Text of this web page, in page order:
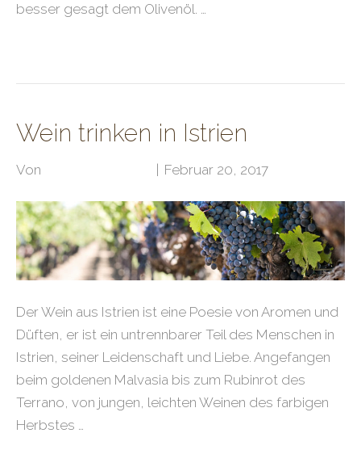
besser gesagt dem Olivenöl. …
Wein trinken in Istrien
Von Februar 20, 2017
Der Wein aus Istrien ist eine Poesie von Aromen und
Düften, er ist ein untrennbarer Teil des Menschen in
Istrien, seiner Leidenschaft und Liebe. Angefangen
beim goldenen Malvasia bis zum Rubinrot des
Terrano, von jungen, leichten Weinen des farbigen
Herbstes …